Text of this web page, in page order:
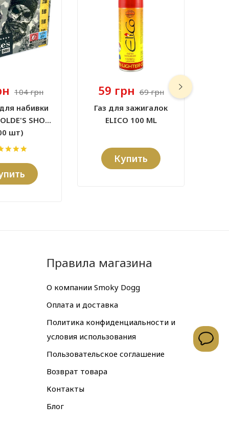
104 грн
набивки
SHOT (
шт)
59 грн 69 грн
Газ для зажигалок
ELICO 100 ML
Купить
Правила магазина
О компании Smoky Dogg
Оплата и доставка
Политика конфиденциальности и
условия использования
Пользовательское соглашение
Возврат товара
Контакты
Блог